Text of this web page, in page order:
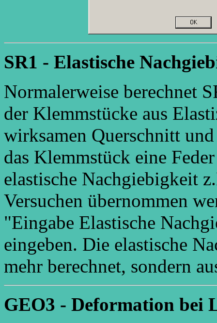
SR1 - Elastische
Normalerweise berechnet
der Klemmstücke aus
wirksamen Querschnitt
das Klemmstück eine
elastische Nachgiebigkeit
Versuchen übernommen
"Eingabe Elastische
eingeben. Die elastische
mehr berechnet, sondern
GEO3 - Deformation bei